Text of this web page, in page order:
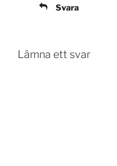
Svara
Lämna ett svar